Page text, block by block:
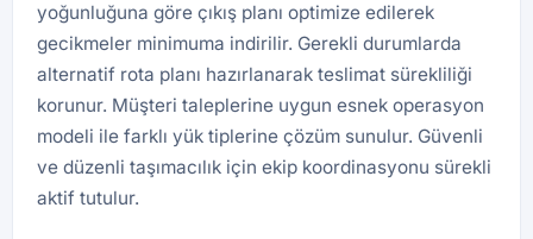
yoğunluğuna göre çıkış planı optimize edilerek
gecikmeler minimuma indirilir. Gerekli durumlarda
alternatif rota planı hazırlanarak teslimat sürekliliği
korunur. Müşteri taleplerine uygun esnek operasyon
modeli ile farklı yük tiplerine çözüm sunulur. Güvenli
ve düzenli taşımacılık için ekip koordinasyonu sürekli
aktif tutulur.